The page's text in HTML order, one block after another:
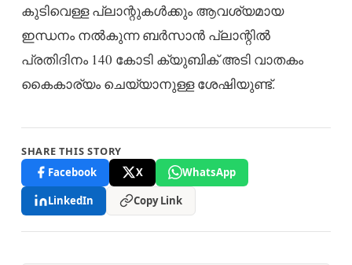
കുടിവെള്ള പ്ലാന്റുകൾക്കും ആവശ്യമായ
ഇന്ധനം നൽകുന്ന ബർസാൻ പ്ലാന്റിൽ
പ്രതിദിനം 140 കോടി ക്യുബിക് അടി വാതകം
കൈകാര്യം ചെയ്യാനുള്ള ശേഷിയുണ്ട്.
SHARE THIS STORY
Facebook
X
WhatsApp
LinkedIn
Copy Link